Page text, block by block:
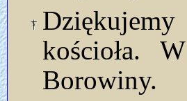
Dziękujemy
kościoła.
Borowiny.